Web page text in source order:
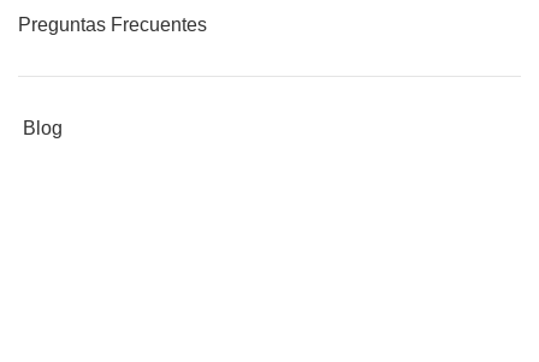
Preguntas Frecuentes
Blog